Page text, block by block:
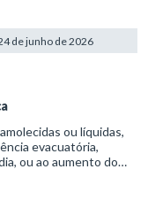
de junho de 2026
ou líquidas,
evacuatória,
ou ao aumento do